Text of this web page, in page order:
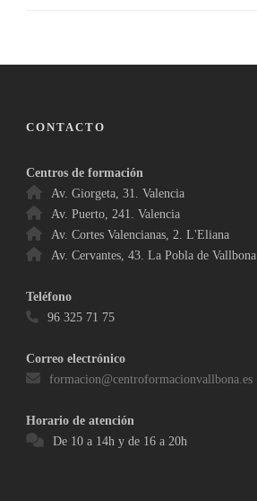
CONTACTO
Centros de formación
Av. Giorgeta, 31. Valencia
Av. Puerto, 241. Valencia
Av. Cortes Valencianas, 2. L'Eliana
Av. Cervantes, 43. La Pobla de Vallbona
Teléfono
96 325 71 75
Correo electrónico
formacion@centroformacionvallbona.es
Horario de atención
De 10 a 14h y de 16 a 20h